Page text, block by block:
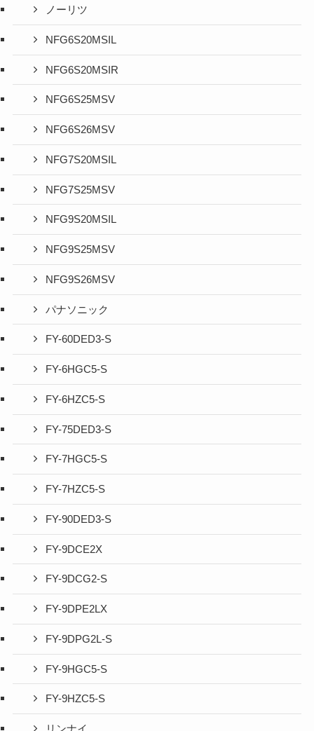
ノーリツ
NFG6S20MSIL
NFG6S20MSIR
NFG6S25MSV
NFG6S26MSV
NFG7S20MSIL
NFG7S25MSV
NFG9S20MSIL
NFG9S25MSV
NFG9S26MSV
パナソニック
FY-60DED3-S
FY-6HGC5-S
FY-6HZC5-S
FY-75DED3-S
FY-7HGC5-S
FY-7HZC5-S
FY-90DED3-S
FY-9DCE2X
FY-9DCG2-S
FY-9DPE2LX
FY-9DPG2L-S
FY-9HGC5-S
FY-9HZC5-S